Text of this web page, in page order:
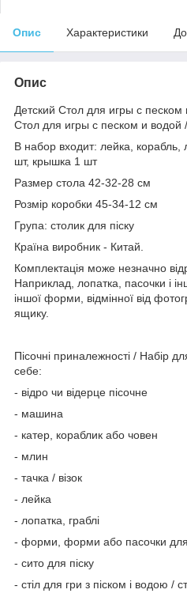
Опис Характеристики
Опис
Детский Стол для игры с
Стол для игры с песком и водой
В набор входит: лейка, корабль,
шт, крышка 1 шт
Размер стола 42-32-28 см
Розмір коробки 45-34-12 см
Група: столик для піску
Країна виробник - Китай.
Комплектація може незначно
Наприклад, лопатка, пасочки і
іншої форми, відмінної від
ящику.
Пісочні приналежності / Набір
себе:
- відро чи відерце пісочне
- машина
- катер, кораблик або човен
- млин
- тачка / візок
- лейка
- лопатка, граблі
- форми, форми або пасочки для
- сито для піску
- стіл для гри з піском і водою /